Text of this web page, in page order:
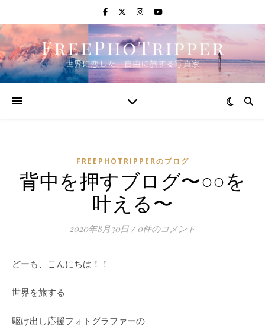
FREEPHOTRIPPERのブログ
背中を押すブログ〜○○を
叶える〜
2020年8月30日 / 0件のコメント
どーも、こんにちは！！
世界を旅する
駆け出し応援フォトグラファーの